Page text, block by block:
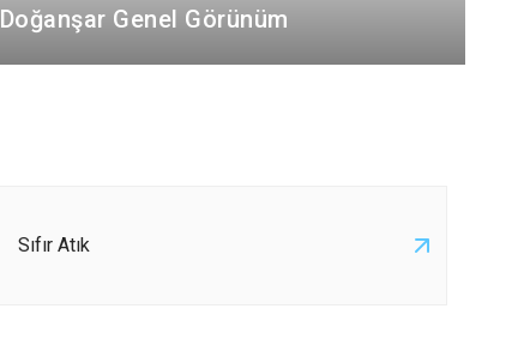
Doğanşar Genel Görünüm
Sıfır Atık